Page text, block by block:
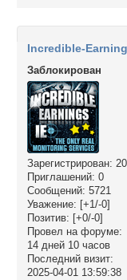
Incredible-
Заблокирован
Зарегистрирован:
Приглашений: 0
Сообщений: 5721
Уважение: [+1/-0]
Позитив: [+0/-0]
Провел на форуме:
14 дней 10 часов
Последний визит:
2025-04-01 13:59:38